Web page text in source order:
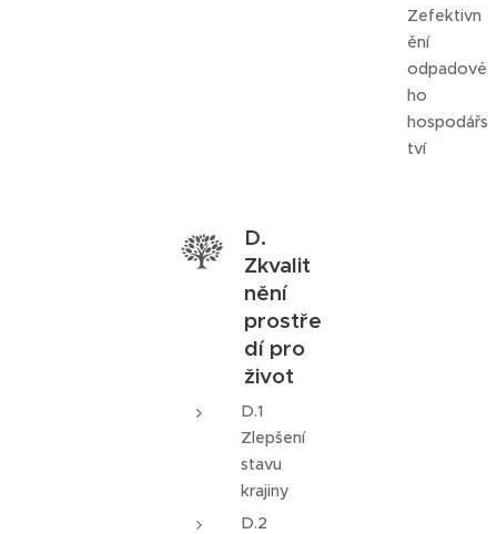
Zefektivn
ění
odpadové
ho
hospodářs
tví
D.
Zkvalit
nění
prostře
dí pro
život
D.1
Zlepšení
stavu
krajiny
D.2